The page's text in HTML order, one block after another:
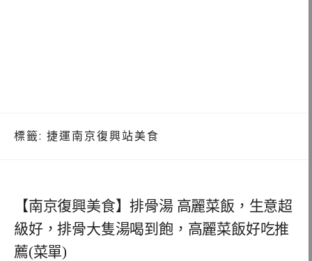
標籤: 捷運南京復興站美食
【南京復興美食】排骨湯 高麗菜飯，生意超
級好，排骨大隻湯喝到飽，高麗菜飯好吃推
薦(菜單)